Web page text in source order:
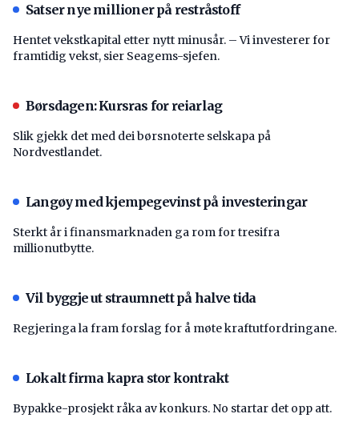
Satser nye millioner på restråstoff
Hentet vekstkapital etter nytt minusår. – Vi investerer for
framtidig vekst, sier Seagems-sjefen.
Børsdagen: Kursras for reiarlag
Slik gjekk det med dei børsnoterte selskapa på
Nordvestlandet.
Langøy med kjempegevinst på investeringar
Sterkt år i finansmarknaden ga rom for tresifra
millionutbytte.
Vil byggje ut straumnett på halve tida
Regjeringa la fram forslag for å møte kraftutfordringane.
Lokalt firma kapra stor kontrakt
Bypakke-prosjekt råka av konkurs. No startar det opp att.